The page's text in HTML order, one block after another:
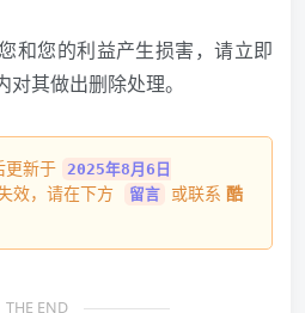
和您的利益产生损害，请立即
其做出删除处理。
更新于 2025年8月6日
效，请在下方 留言 或联系 酷
THE END